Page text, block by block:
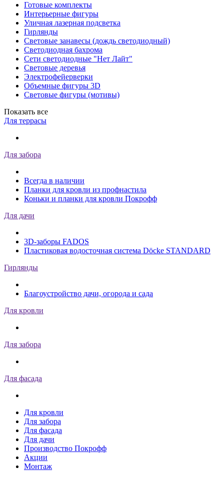
Готовые комплекты
Интерьерные фигуры
Уличная лазерная подсветка
Гирлянды
Световые занавесы (дождь светодиодный)
Светодиодная бахрома
Сети светодиодные "Нет Лайт"
Световые деревья
Электрофейерверки
Объемные фигуры 3D
Световые фигуры (мотивы)
Показать все
Для террасы
Для забора
Всегда в наличии
Планки для кровли из профнастила
Коньки и планки для кровли Покрофф
Для дачи
3D-заборы FADOS
Пластиковая водосточная система Döcke STANDARD
Гирлянды
Благоустройство дачи, огорода и сада
Для кровли
Для забора
Для фасада
Для кровли
Для забора
Для фасада
Для дачи
Производство Покрофф
Акции
Монтаж